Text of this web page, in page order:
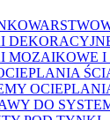
MOZAIKOWE I
DO